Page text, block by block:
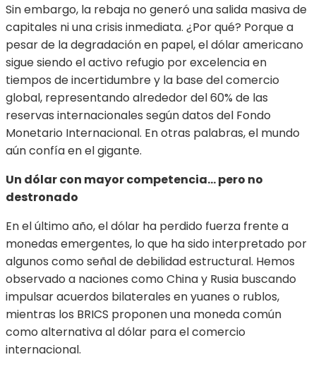
Sin embargo, la rebaja no generó una salida masiva de
capitales ni una crisis inmediata. ¿Por qué? Porque a
pesar de la degradación en papel, el dólar americano
sigue siendo el activo refugio por excelencia en
tiempos de incertidumbre y la base del comercio
global, representando alrededor del 60% de las
reservas internacionales según datos del Fondo
Monetario Internacional. En otras palabras, el mundo
aún confía en el gigante.
Un dólar con mayor competencia… pero no
destronado
En el último año, el dólar ha perdido fuerza frente a
monedas emergentes, lo que ha sido interpretado por
algunos como señal de debilidad estructural. Hemos
observado a naciones como China y Rusia buscando
impulsar acuerdos bilaterales en yuanes o rublos,
mientras los BRICS proponen una moneda común
como alternativa al dólar para el comercio
internacional.